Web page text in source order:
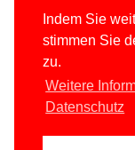
Indem Sie
stimmen Sie
zu.
Weitere
Datenschutz